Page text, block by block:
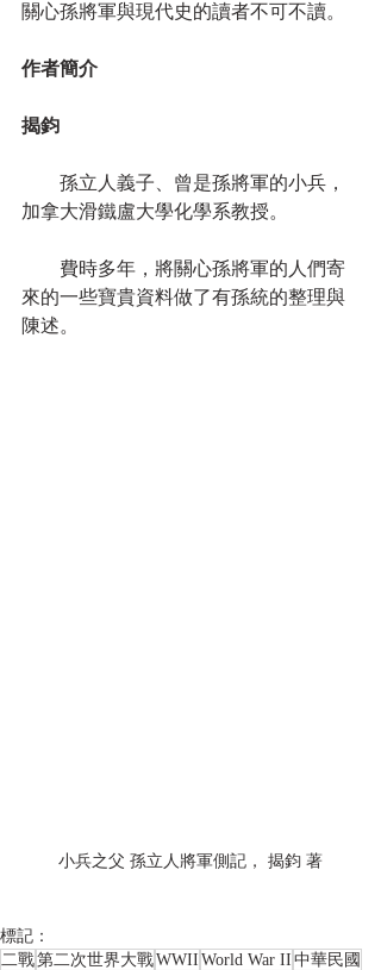
關心孫將軍與現代史的讀者不可不讀。
作者簡介
揭鈞
孫立人義子、曾是孫將軍的小兵，
加拿大滑鐵盧大學化學系教授。
費時多年，將關心孫將軍的人們寄
來的一些寶貴資料做了有孫統的整理與
陳述。
小兵之父 孫立人將軍側記， 揭鈞 著
標記：
二戰第二次世界大戰WWII World War II 中華民國